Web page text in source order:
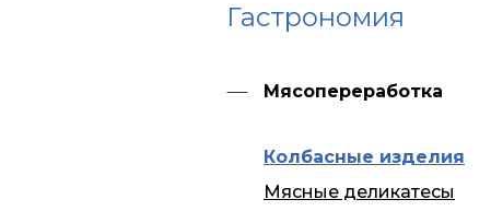
Гастрономия
Мясопереработка
Колбасные изделия
Мясные деликатесы